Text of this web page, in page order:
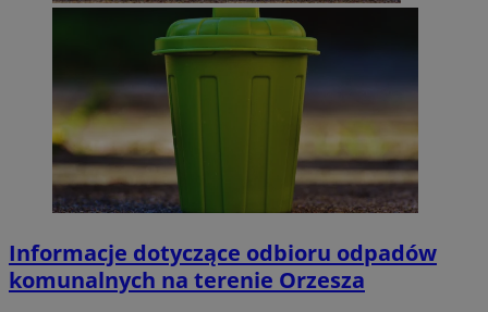
Informacje dotyczące odbioru odpadów
komunalnych na terenie Orzesza